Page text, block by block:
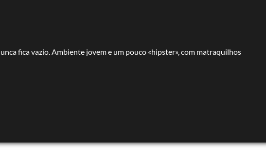
fica vazio. Ambiente jovem e um pouco «hipster», com matraquilhos